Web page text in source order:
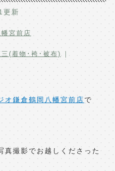
祝い記念撮影
真撮影
ト撮影
念撮影
問
覧
ード
ション
更新
宮前店
(着物･袴･被布)
オ鎌倉鶴岡八幡宮前店で
真撮影でお越しくださった